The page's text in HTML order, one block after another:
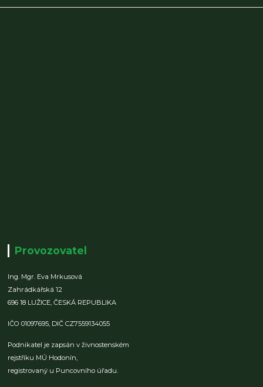
Provozovatel
Ing. Mgr. Eva Mrkusová
Zahrádkářská 12
696 18 LUŽICE,ČESKÁ REPUBLIKA
IČO 01097695, DIČ CZ7559134055
Podnikatel je zapsán v živnostenském
rejstříku MÚ Hodonín,
registrovaný u Puncovního úřadu.